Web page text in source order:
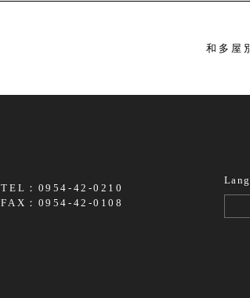
和多屋
TEL：0954-42-0210
FAX：0954-42-0108